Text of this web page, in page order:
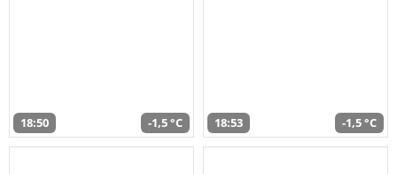
18:50 -1,5 °C 18:53 -1,5 °C